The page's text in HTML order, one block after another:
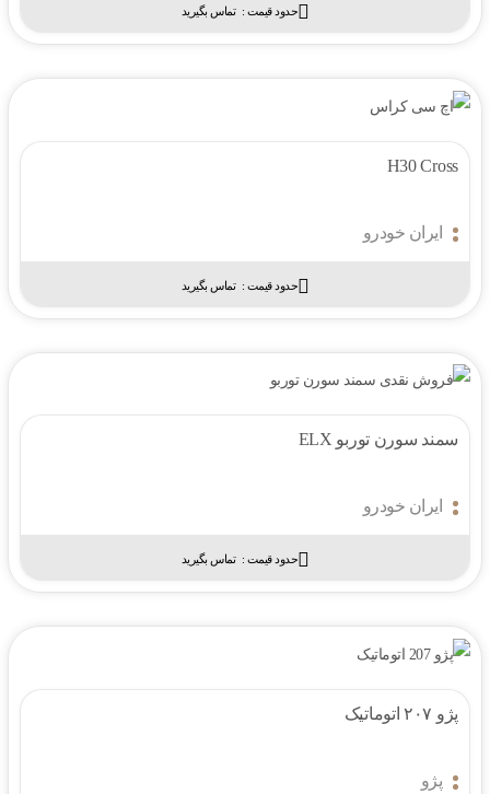
حدود قیمت :‌ تماس بگیرید
H30 Cross
ایران خودرو
حدود قیمت :‌ تماس بگیرید
سمند سورن توربو ELX
ایران خودرو
حدود قیمت :‌ تماس بگیرید
پژو ۲۰۷ اتوماتیک
پژو